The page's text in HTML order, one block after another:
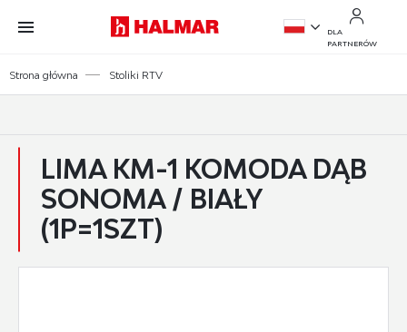
Przejdź do treści.
Przejdź do menu.
Przejdź do wyszukiwarki.
DLA
PARTNERÓW
Strona główna Stoliki RTV
LIMA KM-1 KOMODA DĄB
SONOMA / BIAŁY
(1P=1SZT)